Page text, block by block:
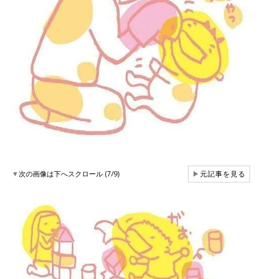
▼次の画像は下へスクロール (7/9) ▶元記事を見る